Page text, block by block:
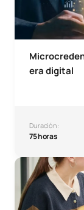
era digital
Duración:
75 horas